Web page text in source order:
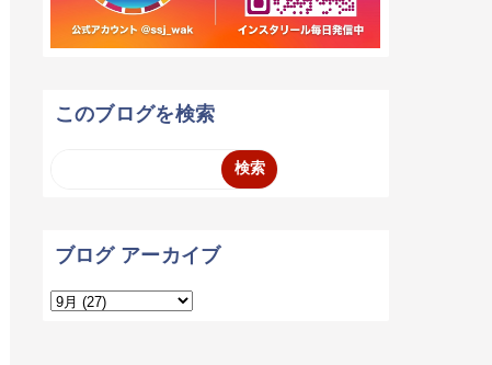
このブログを検索
ブログ アーカイブ